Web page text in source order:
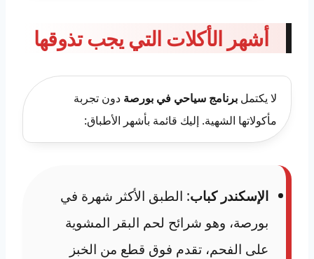
أشهر الأكلات التي يجب تذوقها
لا يكتمل برنامج سياحي في بورصة دون تجربة
مأكولاتها الشهية. إليك قائمة بأشهر الأطباق:
الإسكندر كباب: الطبق الأكثر شهرة في
بورصة، وهو شرائح لحم البقر المشوية
على الفحم، تقدم فوق قطع من الخبز